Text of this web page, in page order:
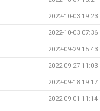
2022-10-03 19:23
2022-10-03 07:36
2022-09-29 15:43
2022-09-27 11:03
2022-09-18 19:17
2022-09-01 11:14